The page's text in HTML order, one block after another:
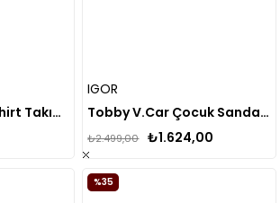
Bebek Kırmızı T-shirt Takım USB1147
IGOR
Tobby V.Car Çocuk Sandalet
₺1.624,00
₺2.499,00
%35